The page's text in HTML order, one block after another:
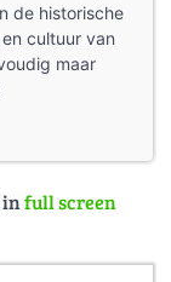
de historische
cultuur van
maar
infull screen